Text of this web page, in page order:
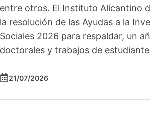
entre otros. El Instituto Alicantino
la resolución de las Ayudas a la
Sociales 2026 para respaldar, un
doctorales y trabajos de
21/07/2026